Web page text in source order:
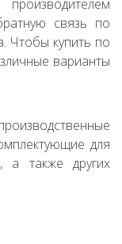
связь по
Чтобы купить по
варианты
для
а также других